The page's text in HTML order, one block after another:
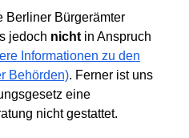
Berliner Bürgerämter
jedoch nicht in Anspruch
Informationen zu den
Behörden). Ferner ist uns
eine
nicht gestattet.